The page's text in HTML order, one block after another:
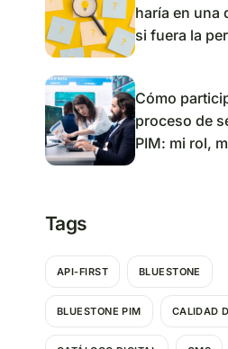
haría en una
si fuera la
Cómo
proceso de
PIM: mi rol,
Tags
API-FIRST BLUESTONE
BLUESTONE PIM CALIDAD